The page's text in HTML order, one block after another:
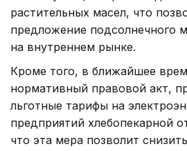
растительных масел, что
предложение подсолнечного
на внутреннем рынке.
Кроме того, в ближайшее
нормативный правовой акт,
льготные тарифы на
предприятий хлебопекарной
что эта мера позволит